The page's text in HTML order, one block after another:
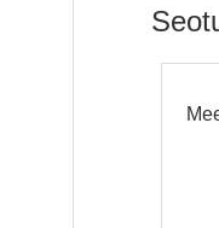
Kell on
Tarneaeg